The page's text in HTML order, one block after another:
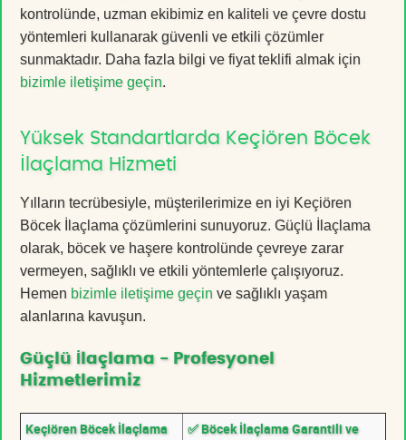
kontrolünde, uzman ekibimiz en kaliteli ve çevre dostu
yöntemleri kullanarak güvenli ve etkili çözümler
sunmaktadır. Daha fazla bilgi ve fiyat teklifi almak için
bizimle iletişime geçin.
Yüksek Standartlarda Keçiören Böcek
İlaçlama Hizmeti
Yılların tecrübesiyle, müşterilerimize en iyi Keçiören
Böcek İlaçlama çözümlerini sunuyoruz. Güçlü İlaçlama
olarak, böcek ve haşere kontrolünde çevreye zarar
vermeyen, sağlıklı ve etkili yöntemlerle çalışıyoruz.
Hemen bizimle iletişime geçin ve sağlıklı yaşam
alanlarına kavuşun.
Güçlü İlaçlama - Profesyonel
Hizmetlerimiz
Keçiören Böcek İlaçlama
✅ Böcek İlaçlama Garantili ve